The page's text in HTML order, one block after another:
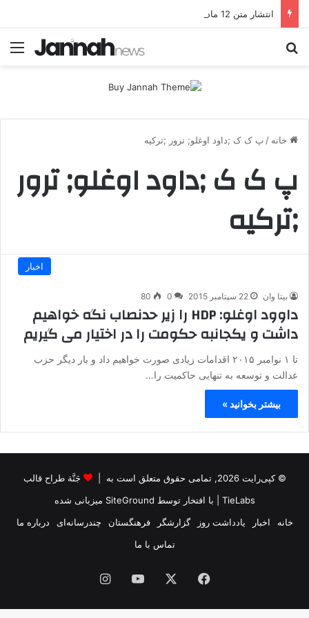
انتشار متن 12 ماده‌ای توافق نهایی بین ترکیه و پ.ک.ک
خانه / پ ک ک ;داود اوغلو; ترور ;ترکیه
پ ک ک ;داود اوغلو; ترور
;ترکیه
اخبار
بیتا وان 22 سپتامبر 2015 0
80
داوود اوغلو: HDP را زیر حدنصاب نگه خواهیم
داشت و یکجانبه حکومت را در اختیار می گیریم
تا ۱ نوامبر ۲۰۱۵ اقدامات زیادی صورت خواهیم داد و بار دیگر حزب
عدالت و توسعه به تنهایی حاکمیت را…
بیشتر بخوانید »
© کپی‌رایت 2026, تمامی حقوق متعلق است به |
جَنَّة طراح قالب
TieLabs | با افتخار توسط SiteGround میزبانی شده
خانه
اخبار یادداشت روز گزارشگر فرهنگستان چندرسانه‌ای
درباره ما
تماس با ما
فیس
بوک
یوتیوب